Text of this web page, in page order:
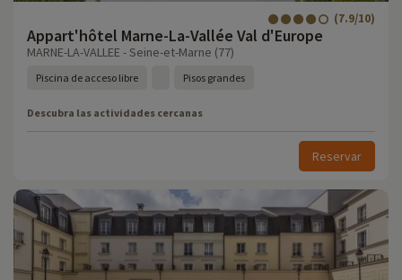
Appart'hôtel Marne-La-Vallée Val d'Europe
(7.9/10)
MARNE-LA-VALLEE - Seine-et-Marne (77)
Piscina de acceso libre Pisos grandes
Descubra las actividades cercanas
Reservar